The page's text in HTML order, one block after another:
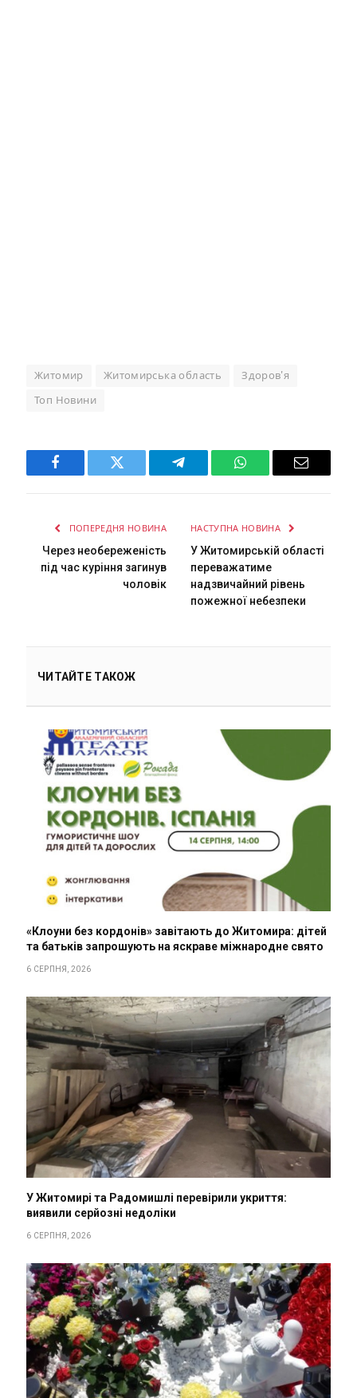
Житомир Житомирська область Здоров'я
Топ Новини
Facebook Twitter Telegram WhatsAppEmail
ПОПЕРЕДНЯ НОВИНА
Через необереженість
під час куріння загинув
чоловік
НАСТУПНА НОВИНА
У Житомирській області
переважатиме
надзвичайний рівень
пожежної небезпеки
ЧИТАЙТЕ ТАКОЖ
«Клоуни без кордонів» завітають до Житомира: дітей
та батьків запрошують на яскраве міжнародне свято
6 СЕРПНЯ, 2026
У Житомирі та Радомишлі перевірили укриття:
виявили серйозні недоліки
6 СЕРПНЯ, 2026